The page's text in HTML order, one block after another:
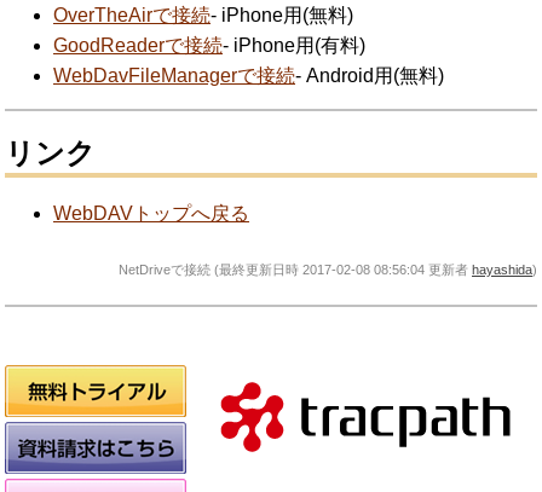
OverTheAirで接続- iPhone用(無料)
GoodReaderで接続- iPhone用(有料)
WebDavFileManagerで接続- Android用(無料)
リンク
WebDAVトップへ戻る
NetDriveで接続 (最終更新日時 2017-02-08 08:56:04 更新者 hayashida)